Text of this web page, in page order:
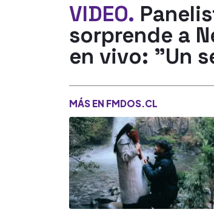
VIDEO.
sorprende a
en vivo: "Un
MÁS EN FMDOS.CL